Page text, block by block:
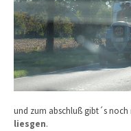
und zum abschluß gibt´s noch
liesgen.